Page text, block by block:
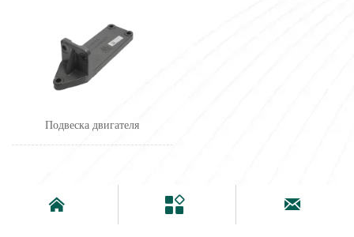
Подвеска двигателя
  